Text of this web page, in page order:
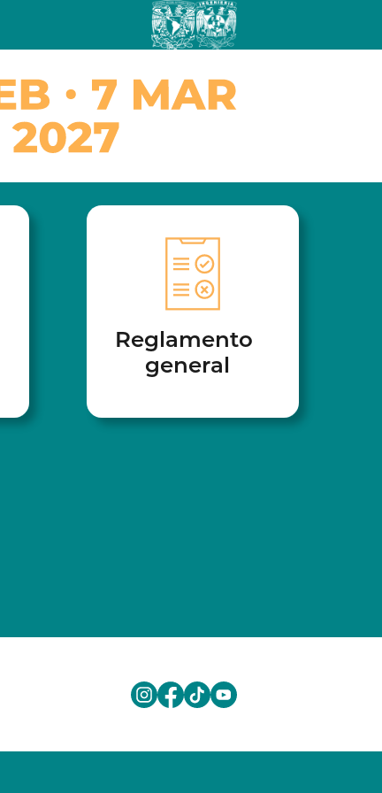
Reglamento
general